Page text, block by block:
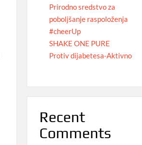
Prirodno sredstvo za
poboljšanje raspoloženja
#cheerUp
SHAKE ONE PURE
Protiv dijabetesa-Aktivno
Recent
Comments